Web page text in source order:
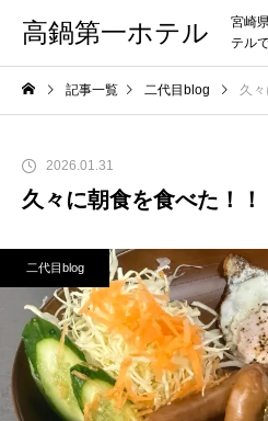
高鍋第一ホテル
宮崎
テル
記事一覧 二代目blog 久
2026.01.31
久々に朝食を食べた！！
二代目blog